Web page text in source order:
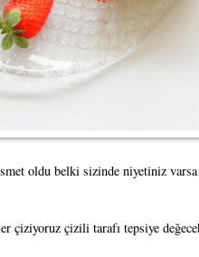
oldu belki sizinde niyetiniz
çiziyoruz çizili tarafı tepsiye